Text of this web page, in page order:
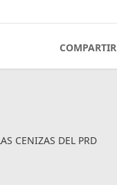
COMPARTIR
CENIZAS DEL PRD